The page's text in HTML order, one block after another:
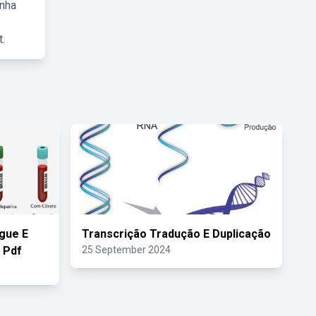
E
Pdf
Transcrição Tradução E Duplicação
25 September 2024